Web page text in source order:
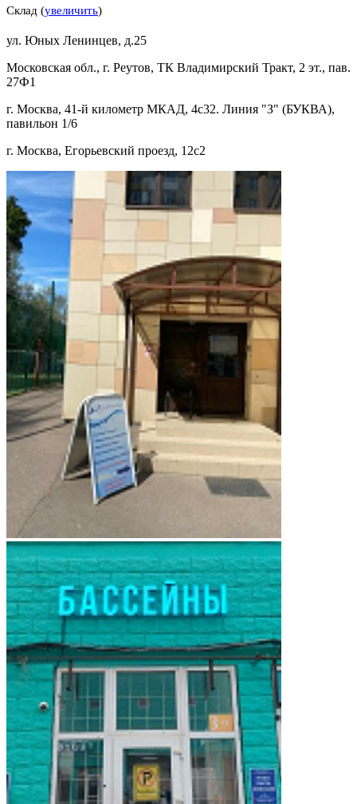
Склад (увеличить)
ул. Юных Ленинцев, д.25
Московская обл., г. Реутов, ТК Владимирский Тракт, 2 эт., пав.
27Ф1
г. Москва, 41-й километр МКАД, 4с32. Линия "З" (БУКВА),
павильон 1/6
г. Москва, Егорьевский проезд, 12с2